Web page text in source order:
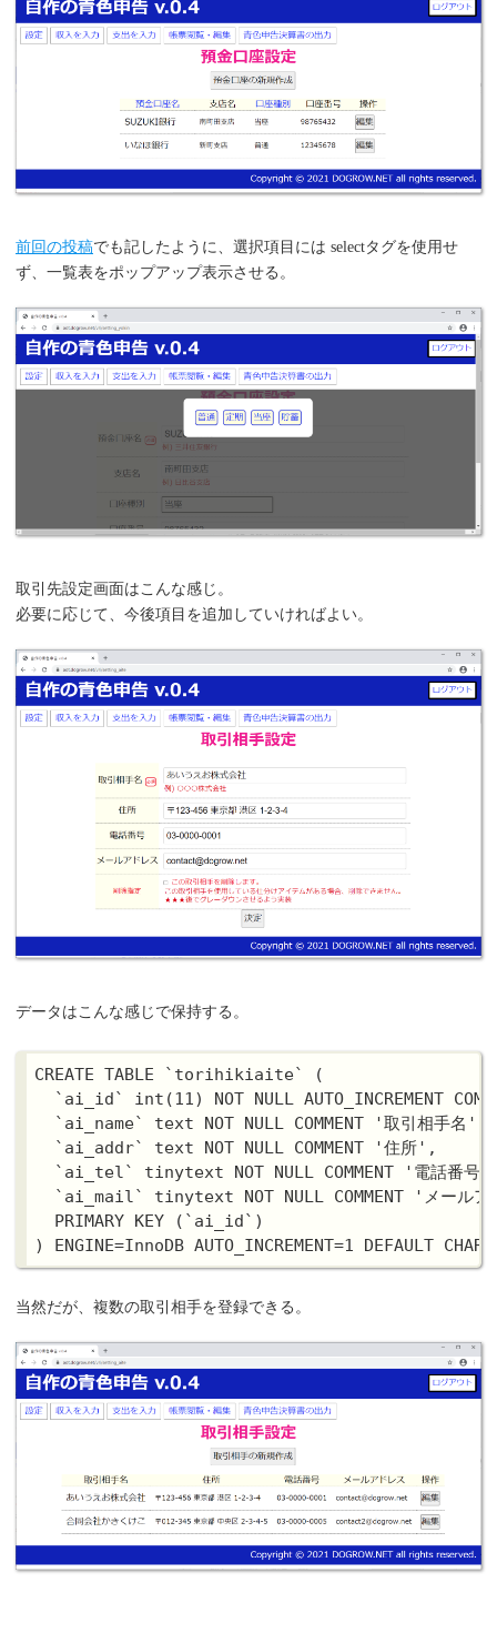
前回の投稿でも記したように、選択項目には selectタグを使用せ
ず、一覧表をポップアップ表示させる。
取引先設定画面はこんな感じ。
必要に応じて、今後項目を追加していければよい。
データはこんな感じで保持する。
CREATE TABLE `torihikiaite` (
`ai_id` int(11) NOT NULL AUTO_INCREMENT
  `ai_name` text NOT NULL COMMENT '取引相手名',
  `ai_addr` text NOT NULL COMMENT '住所',
`ai_tel` tinytext NOT NULL COMMENT '電話番号
`ai_mail` tinytext NOT NULL COMMENT 'メールア
  PRIMARY KEY (`ai_id`)
当然だが、複数の取引相手を登録できる。